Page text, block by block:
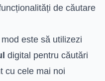
de căutare
este să utilizezi
digital pentru căutări
cu cele mai noi